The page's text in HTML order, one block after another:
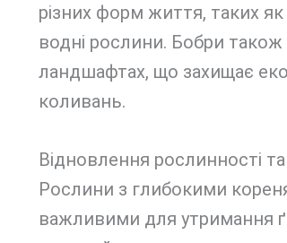
різних форм життя, таких як
водні рослини. Бобри
ландшафтах, що захищає
коливань.
Відновлення рослинності
Рослини з глибокими
важливими для утримання